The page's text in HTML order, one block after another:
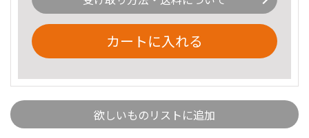
カートに入れる
欲しいものリストに追加